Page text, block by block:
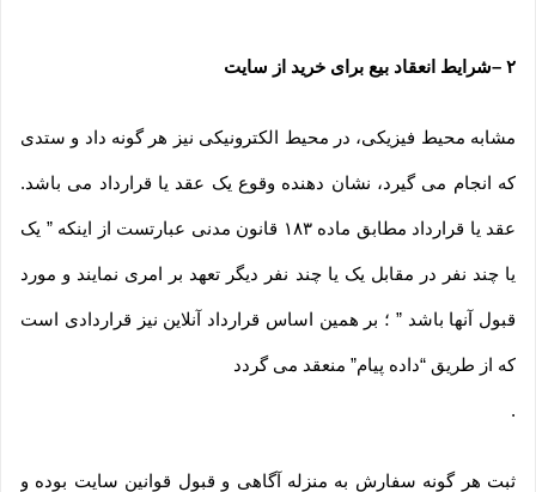
۲ –شرایط انعقاد بیع برای خرید از سایت
مشابه محیط فیزیکی، در محیط الکترونیکی نیز هر گونه داد و ستدی
که انجام می گیرد، نشان دهنده وقوع یک عقد یا قرارداد می باشد.
عقد یا قرارداد مطابق ماده ۱۸۳ قانون مدنی عبارتست از اینکه ” یک
یا چند نفر در مقابل یک یا چند نفر دیگر تعهد بر امری نمایند و مورد
قبول آنها باشد ” ؛ بر همین اساس قرارداد آنلاین نیز قراردادی است
که از طریق “داده پیام” منعقد می گردد
.
ثبت هر گونه سفارش به منزله آگاهی و قبول قوانین سایت بوده و